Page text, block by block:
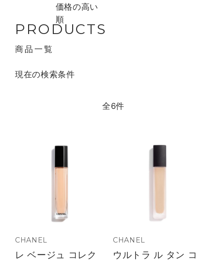
価格の高い
順
PRODUCTS
商品一覧
現在の検索条件
全6件
CHANEL
レ ベージュ コレク
CHANEL
ウルトラ ル タン コ